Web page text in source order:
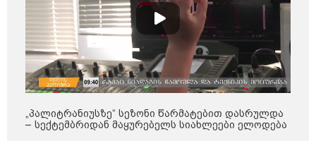
„პალიტრანიუსზე“ სეზონი წარმატებით დასრულდა
– სექტემბრიდან მაყურებელს სიახლეები ელოდება